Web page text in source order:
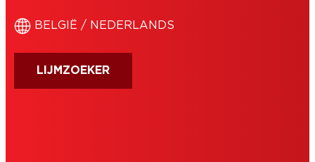
BELGIË / NEDERLANDS
LIJMZOEKER